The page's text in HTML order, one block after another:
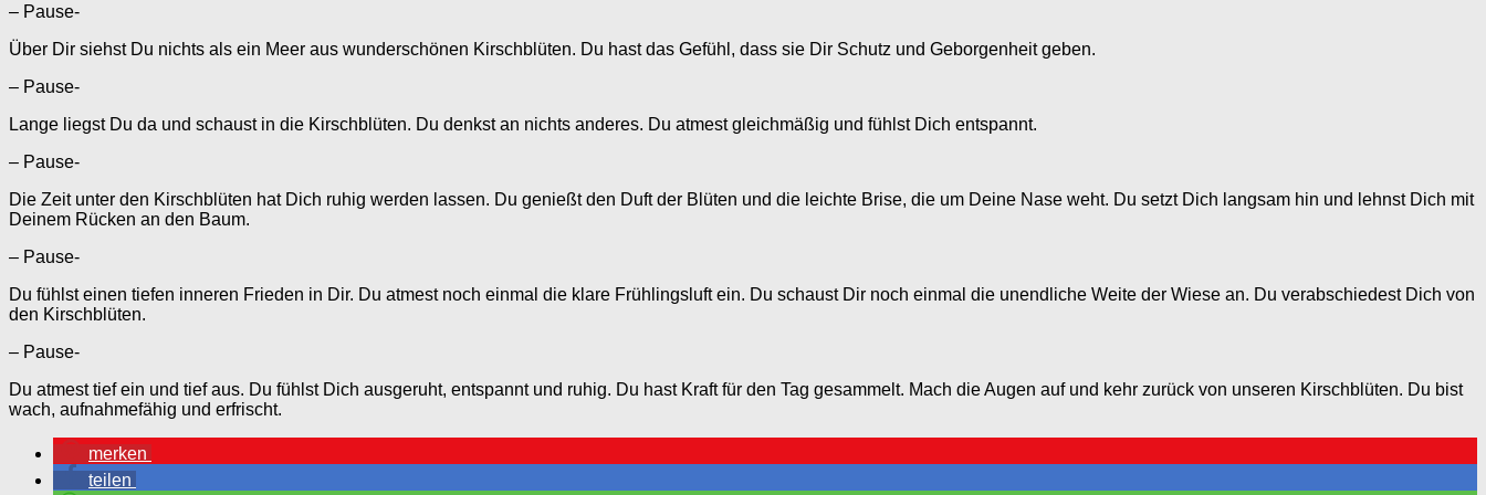
– Pause-
Über Dir siehst Du nichts als ein Meer aus wunderschönen Kirschblüten. Du hast das Gefühl, dass sie Dir Schutz und Geborgenheit geben.
– Pause-
Lange liegst Du da und schaust in die Kirschblüten. Du denkst an nichts anderes. Du atmest gleichmäßig und fühlst Dich entspannt.
– Pause-
Die Zeit unter den Kirschblüten hat Dich ruhig werden lassen. Du genießt den Duft der Blüten und die leichte Brise, die um Deine Nase weht. Du setzt Dich langsam hin und lehnst Dich mit
Deinem Rücken an den Baum.
– Pause-
Du fühlst einen tiefen inneren Frieden in Dir. Du atmest noch einmal die klare Frühlingsluft ein. Du schaust Dir noch einmal die unendliche Weite der Wiese an. Du verabschiedest Dich von
den Kirschblüten.
– Pause-
Du atmest tief ein und tief aus. Du fühlst Dich ausgeruht, entspannt und ruhig. Du hast Kraft für den Tag gesammelt. Mach die Augen auf und kehr zurück von unseren Kirschblüten. Du bist
wach, aufnahmefähig und erfrischt.
merken
teilen